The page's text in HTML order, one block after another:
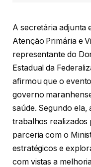
A secretária adjunta
Atenção Primária e
representante do
Estadual da
afirmou que o
governo
saúde. Segundo
trabalhos realizados
parceria com o
estratégicos e
com vistas a